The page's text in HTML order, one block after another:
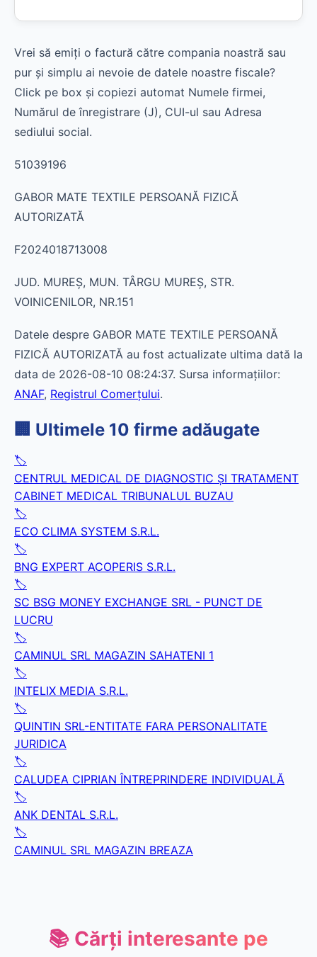
Vrei să emiți o factură către compania noastră sau
pur și simplu ai nevoie de datele noastre fiscale?
Click pe box și copiezi automat Numele firmei,
Numărul de înregistrare (J), CUI-ul sau Adresa
sediului social.
51039196
GABOR MATE TEXTILE PERSOANĂ FIZICĂ
AUTORIZATĂ
F2024018713008
JUD. MUREŞ, MUN. TÂRGU MUREŞ, STR.
VOINICENILOR, NR.151
Datele despre GABOR MATE TEXTILE PERSOANĂ
FIZICĂ AUTORIZATĂ au fost actualizate ultima dată la
data de 2026-08-10 08:24:37. Sursa informațiilor:
ANAF, Registrul Comerțului.
🏢 Ultimele 10 firme adăugate
🏷️
CENTRUL MEDICAL DE DIAGNOSTIC ŞI TRATAMENT
CABINET MEDICAL TRIBUNALUL BUZAU
🏷️
ECO CLIMA SYSTEM S.R.L.
🏷️
BNG EXPERT ACOPERIS S.R.L.
🏷️
SC BSG MONEY EXCHANGE SRL - PUNCT DE
LUCRU
🏷️
CAMINUL SRL MAGAZIN SAHATENI 1
🏷️
INTELIX MEDIA S.R.L.
🏷️
QUINTIN SRL-ENTITATE FARA PERSONALITATE
JURIDICA
🏷️
CALUDEA CIPRIAN ÎNTREPRINDERE INDIVIDUALĂ
🏷️
ANK DENTAL S.R.L.
🏷️
CAMINUL SRL MAGAZIN BREAZA
📚 Cărți interesante pe